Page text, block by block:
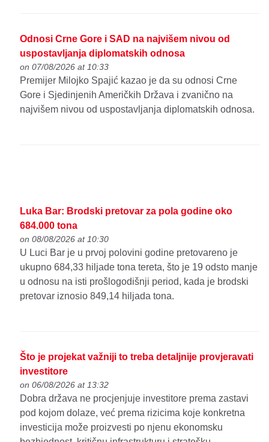
Odnosi Crne Gore i SAD na najvišem nivou od
uspostavljanja diplomatskih odnosa
on 07/08/2026 at 10:33
Premijer Milojko Spajić kazao je da su odnosi Crne
Gore i Sjedinjenih Američkih Država i zvanično na
najvišem nivou od uspostavljanja diplomatskih odnosa.
Luka Bar: Brodski pretovar za pola godine oko
684.000 tona
on 08/08/2026 at 10:30
U Luci Bar je u prvoj polovini godine pretovareno je
ukupno 684,33 hiljade tona tereta, što je 19 odsto manje
u odnosu na isti prošlogodišnji period, kada je brodski
pretovar iznosio 849,14 hiljada tona.
Što je projekat važniji to treba detaljnije provjeravati
investitore
on 06/08/2026 at 13:32
Dobra država ne procjenjuje investitore prema zastavi
pod kojom dolaze, već prema rizicima koje konkretna
investicija može proizvesti po njenu ekonomsku